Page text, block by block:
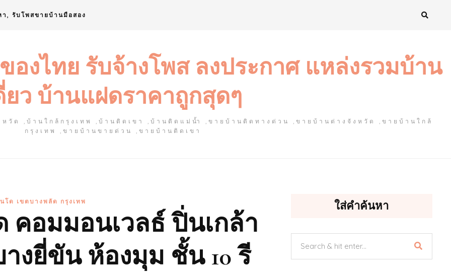
, รับโพสขายบ้านมือสอง
งไทย รับจ้างโพส ลงประกาศ แหล่งรวมบ้าน
ยว บ้านแฝดราคาถูกสุดๆ
วัด ,บ้านใกล้กรุงเทพ ,บ้านติดเขา ,บ้านติดแม่น้ำ ,ขายบ้านติดทางด่วน ,ขายบ้านต่างจังหวัด ,ขายบ้านใกล้
กรุงเทพ ,ขายบ้านขายด่วน ,ขายบ้านติดเขา
โด เขตบางพลัด กรุงเทพ
อมมอนเวลธ์ ปิ่นเกล้า
งยี่ขัน ห้องมุม ชั้น 10 รี
ใส่คำค้นหา